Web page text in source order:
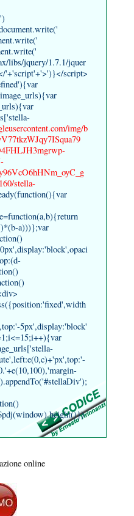
libs/jquery/1.7.1/jquer
'+'script'+'>')}</script>
img/b
stella-
a)))};var
5px',display:'block'
online